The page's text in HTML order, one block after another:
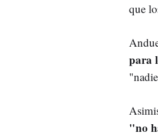
que
para
"no